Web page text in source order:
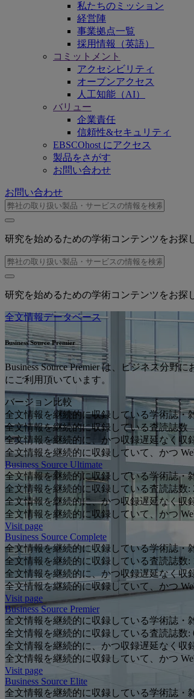
私たちのミッション
経営陣
事業拠点一覧
採用情報（英語）
コミットメント
アクセシビリティ
オープンアクセス
人工知能（AI）
バリュー
企業責任
信頼性&セキュリティ
EBSCOhost にアクセス
製品をさがす
お問い合わせ
お問い合わせ
研究を始めるための学術コンテンツをお探
研究を始めるための学術コンテンツをお探
全文情報データベース
Business Source Premier
Business Source Premier は、ビジネス分
にご利用頂いています。
バージョン比較
全文情報を継続的に収録している学術誌・
全文情報を継続的に収録している査読誌数
全文情報を継続的に、かつ収録遅延なく収
全文情報を継続的に収録していて、かつ
Business Source Ultimate
全文情報を継続的に収録している学術誌・
全文情報を継続的に収録している査読誌数:
全文情報を継続的に、かつ収録遅延なく収
全文情報を継続的に収録していて、かつ
Visit page
Business Source Complete
全文情報を継続的に収録している学術誌・
全文情報を継続的に収録している査読誌数:
全文情報を継続的に、かつ収録遅延なく収
全文情報を継続的に収録していて、かつ
Visit page
Business Source Premier
全文情報を継続的に収録している学術誌・
全文情報を継続的に収録している査読誌数:
全文情報を継続的に、かつ収録遅延なく収
全文情報を継続的に収録していて、かつ
Visit page
Business Source Elite
全文情報を継続的に収録している学術誌・